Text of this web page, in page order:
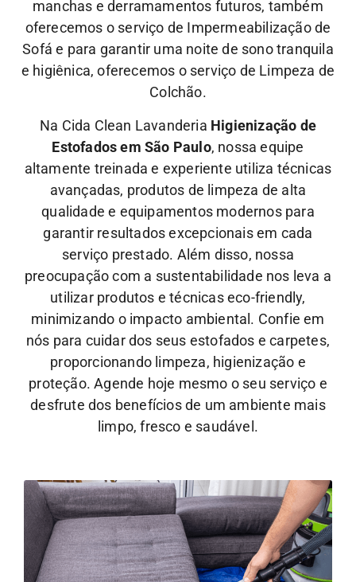
manchas e derramamentos futuros, também
oferecemos o serviço de Impermeabilização de
Sofá e para garantir uma noite de sono tranquila
e higiênica, oferecemos o serviço de Limpeza de
Colchão.
Na Cida Clean Lavanderia Higienização de
Estofados em São Paulo, nossa equipe
altamente treinada e experiente utiliza técnicas
avançadas, produtos de limpeza de alta
qualidade e equipamentos modernos para
garantir resultados excepcionais em cada
serviço prestado. Além disso, nossa
preocupação com a sustentabilidade nos leva a
utilizar produtos e técnicas eco-friendly,
minimizando o impacto ambiental. Confie em
nós para cuidar dos seus estofados e carpetes,
proporcionando limpeza, higienização e
proteção. Agende hoje mesmo o seu serviço e
desfrute dos benefícios de um ambiente mais
limpo, fresco e saudável.